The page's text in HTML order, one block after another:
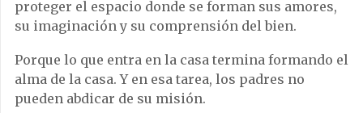
proteger el espacio donde se forman sus amores,
su imaginación y su comprensión del bien.
Porque lo que entra en la casa termina formando el
alma de la casa. Y en esa tarea, los padres no
pueden abdicar de su misión.